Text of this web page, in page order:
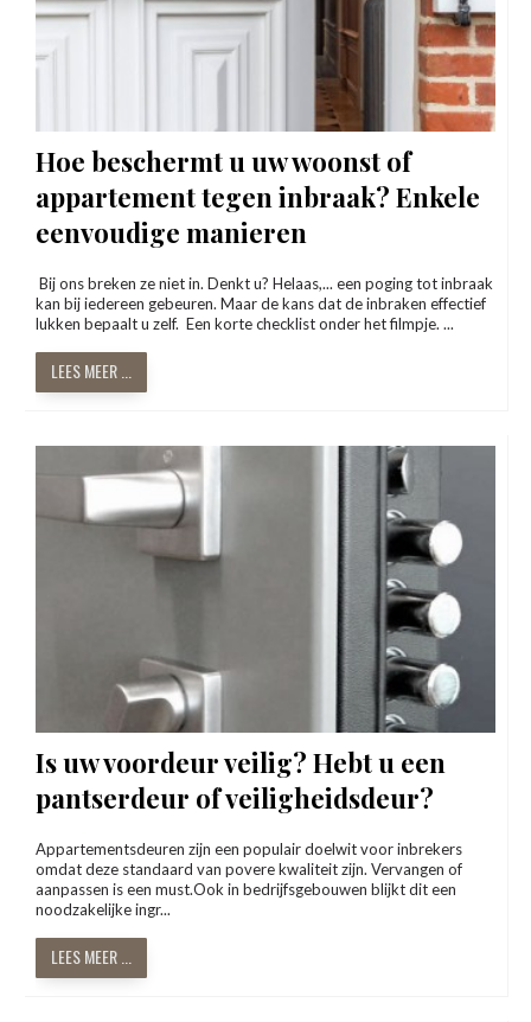
Hoe beschermt u uw woonst of
appartement tegen inbraak? Enkele
eenvoudige manieren
Bij ons breken ze niet in. Denkt u? Helaas,... een poging tot inbraak
kan bij iedereen gebeuren. Maar de kans dat de inbraken effectief
lukken bepaalt u zelf. Een korte checklist onder het filmpje. ...
LEES MEER ...
Is uw voordeur veilig? Hebt u een
pantserdeur of veiligheidsdeur?
Appartementsdeuren zijn een populair doelwit voor inbrekers
omdat deze standaard van povere kwaliteit zijn. Vervangen of
aanpassen is een must.Ook in bedrijfsgebouwen blijkt dit een
noodzakelijke ingr...
LEES MEER ...